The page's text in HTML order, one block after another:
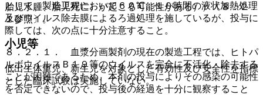
胎児水腫、胎児死亡）が起こる可能性がある））〔８．２．
１参照〕。
小児等
低出生体重児、新生児を対象とした有効性及び安全性を指標
とした臨床試験は実施していない。
として、製造工程において６０℃、１０時間の液状加熱処理
及びウイルス除去膜によるろ過処理を施しているが、投与に
際しては、次の点に十分注意すること。
８．２．１． 血漿分画製剤の現在の製造工程では、ヒトパ
ルボウイルスＢ１９等のウイルスを完全に不活化・除去する
ことが困難であるため、本剤の投与によりその感染の可能性
を否定できないので、投与後の経過を十分に観察すること